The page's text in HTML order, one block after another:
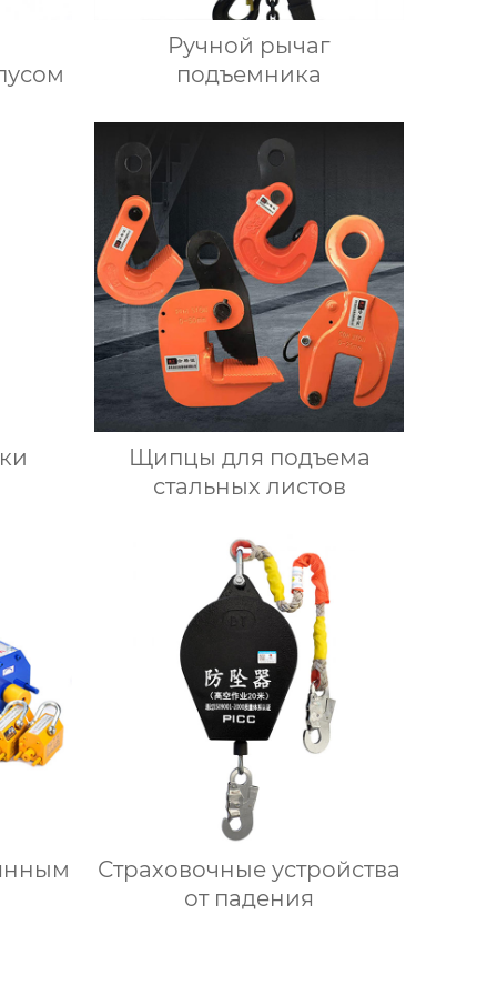
Ручной рычаг
подъемника
Щипцы для подъема
стальных листов
Страховочные устройства
от падения